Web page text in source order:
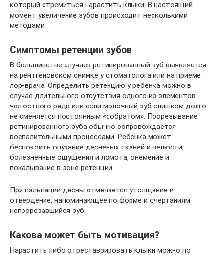
который стремиться нарастить клыки. В настоящий
момент увеличение зубов происходит несколькими
методами.
Симптомы ретенции зубов
В большинстве случаев ретинированный зуб выявляется
на рентгеновском снимке у стоматолога или на приеме
лор-врача. Определить ретенцию у ребенка можно в
случае длительного отсутствия одного из элементов
челюстного ряда или если молочный зуб слишком долго
не сменяется постоянным «собратом». Прорезывание
ретинированного зуба обычно сопровождается
воспалительными процессами. Ребенка может
беспокоить опухание десневых тканей и челюсти,
болезненные ощущения и ломота, онемение и
покалывание в зоне ретенции.
При пальпации десны отмечается утолщение и
отвердение, напоминающее по форме и очертаниям
непрорезавшийся зуб.
Какова может быть мотивация?
Нарастить либо отреставрировать клыки можно по